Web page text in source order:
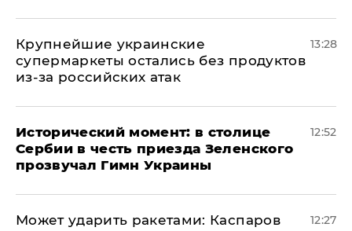
Крупнейшие украинские
супермаркеты остались без продуктов
из-за российских атак
13:28
Исторический момент: в столице
Сербии в честь приезда Зеленского
прозвучал Гимн Украины
12:52
Может ударить ракетами: Каспаров
12:27